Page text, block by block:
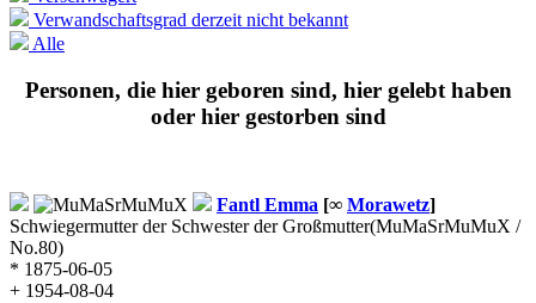
Verwandschaftsgrad derzeit nicht bekannt
Alle
Personen, die hier geboren sind, hier gelebt haben
oder hier gestorben sind
Fantl Emma [∞ Morawetz]
Schwiegermutter der Schwester der Großmutter(MuMaSrMuMuX /
No.80)
* 1875-06-05
+ 1954-08-04